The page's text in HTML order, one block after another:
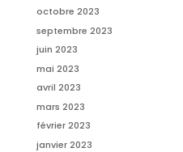
octobre 2023
septembre 2023
juin 2023
mai 2023
avril 2023
mars 2023
février 2023
janvier 2023